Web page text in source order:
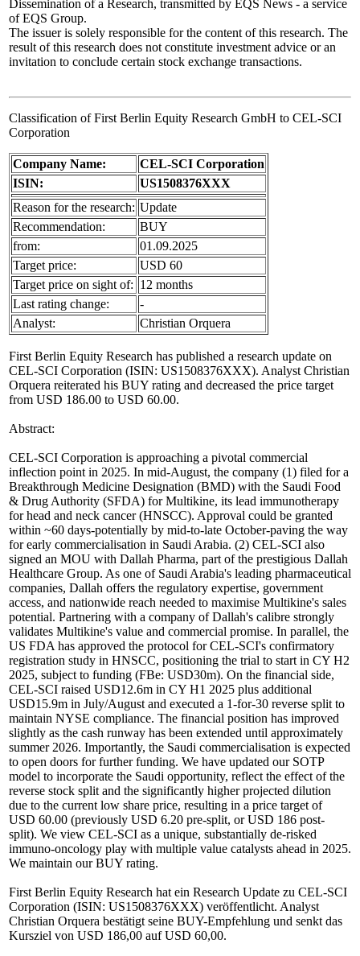
Dissemination of a Research, transmitted by EQS News - a service
of EQS Group.
The issuer is solely responsible for the content of this research. The
result of this research does not constitute investment advice or an
invitation to conclude certain stock exchange transactions.
Classification of First Berlin Equity Research GmbH to CEL-SCI
Corporation
Company Name:
CEL-SCI Corporation
ISIN:
US1508376XXX
Reason for the research: Update
Recommendation:
BUY
from:
01.09.2025
Target price:
USD 60
Target price on sight of: 12 months
Last rating change:
-
Analyst:
Christian Orquera
First Berlin Equity Research has published a research update on
CEL-SCI Corporation (ISIN: US1508376XXX). Analyst Christian
Orquera reiterated his BUY rating and decreased the price target
from USD 186.00 to USD 60.00.
Abstract:
CEL-SCI Corporation is approaching a pivotal commercial
inflection point in 2025. In mid-August, the company (1) filed for a
Breakthrough Medicine Designation (BMD) with the Saudi Food
& Drug Authority (SFDA) for Multikine, its lead immunotherapy
for head and neck cancer (HNSCC). Approval could be granted
within ~60 days-potentially by mid-to-late October-paving the way
for early commercialisation in Saudi Arabia. (2) CEL-SCI also
signed an MOU with Dallah Pharma, part of the prestigious Dallah
Healthcare Group. As one of Saudi Arabia's leading pharmaceutical
companies, Dallah offers the regulatory expertise, government
access, and nationwide reach needed to maximise Multikine's sales
potential. Partnering with a company of Dallah's calibre strongly
validates Multikine's value and commercial promise. In parallel, the
US FDA has approved the protocol for CEL-SCI's confirmatory
registration study in HNSCC, positioning the trial to start in CY H2
2025, subject to funding (FBe: USD30m). On the financial side,
CEL-SCI raised USD12.6m in CY H1 2025 plus additional
USD15.9m in July/August and executed a 1-for-30 reverse split to
maintain NYSE compliance. The financial position has improved
slightly as the cash runway has been extended until approximately
summer 2026. Importantly, the Saudi commercialisation is expected
to open doors for further funding. We have updated our SOTP
model to incorporate the Saudi opportunity, reflect the effect of the
reverse stock split and the significantly higher projected dilution
due to the current low share price, resulting in a price target of
USD 60.00 (previously USD 6.20 pre-split, or USD 186 post-
split). We view CEL-SCI as a unique, substantially de-risked
immuno-oncology play with multiple value catalysts ahead in 2025.
We maintain our BUY rating.
First Berlin Equity Research hat ein Research Update zu CEL-SCI
Corporation (ISIN: US1508376XXX) veröffentlicht. Analyst
Christian Orquera bestätigt seine BUY-Empfehlung und senkt das
Kursziel von USD 186,00 auf USD 60,00.